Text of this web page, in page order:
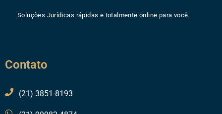
Soluções Jurídicas rápidas e totalmente online para você.
Contato
(21) 3851-8193